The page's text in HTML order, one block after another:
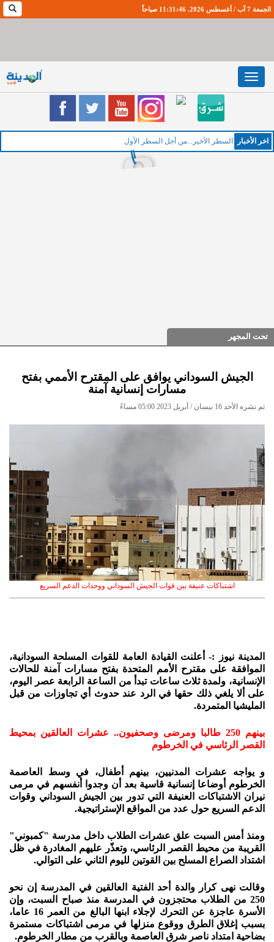
الجمعة 7 آب / أغسطس 2026. 11:31:46 صباحاً
Toggle
navigation
اخر اﻷخبار الخميس
تحت المجهر
الجيش السوداني يوافق على المقترح الأممي بفتح
مسارات إنسانية آمنة
تم نشره الأحد 16 نيسان / أبريل 2023 05:00 مساءً
اشتباكات عنيفة بين قوات الجيش السوداني ووحدات الدعم السريع
المدينة نيوز :- أعلنت القيادة العامة للقوات المسلحة السودانية،
الموافقة على مقترح الأمم المتحدة بفتح مسارات آمنة للحالات
الإنسانية، ولمدة ثلاث ساعات تبدأ من الساعة الرابعة عصر اليوم،
على ألا يلغي ذلك حقها في الرد عند حدوث أي تجاوزات من قبل
المليشيا المتمردة.
بينهم 250 طالبا ومرضى وصحفيون.. عشرات العالقين بمحيط
القصر الرئاسي في الخرطوم
و يواجه عشرات المدنيين، بينهم أطفال، في وسط العاصمة
الخرطوم أوضاعا إنسانية قاسية بعد أن وجدوا أنفسهم في مرمى
نيران الاشتباكات العنيفة التي تدور بين الجيش السوداني وقوات
الدعم السريع حول عدد من المواقع الإستراتيجية.
ومنذ أمس السبت علق عشرات الطلاب داخل مدرسة "كمبوني"
القريبة من محيط القصر الرئاسي، وتعذّر عليهم المغادرة في ظل
اشتداد الصراع المسلح بين القوتين لليوم الثاني على التوالي.
وقالت نهى كرار والدة أحد الفتية العالقين في المدرسة إن نحو
250 من الطلاب محتجزون في المدرسة منذ صباح السبت، وإن
الأسرة عاجزة عن التحرك لإجلاء ابنها البالغ من العمر 16 عاما،
بسبب إغلاق الطرق ووقوع منزلها في مرمى اشتباكات مستمرة
بضاحية امتداد ناصر شرق العاصمة وبالقرب من مطار الخرطوم.